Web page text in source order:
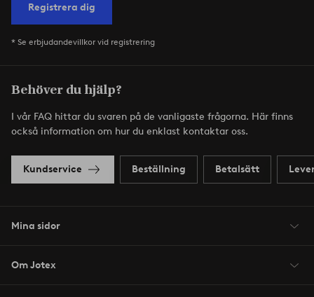
Registrera dig
* Se erbjudandevillkor vid registrering
Behöver du hjälp?
I vår FAQ hittar du svaren på de vanligaste frågorna. Här finns
också information om hur du enklast kontaktar oss.
Kundservice Beställning Betalsätt
Mina sidor
Om Jotex